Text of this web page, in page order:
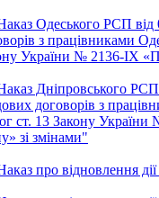
Одеського РСП
з працівниками
України № 2136-IX
Дніпровського
договорів з
ст. 13 Закону України
зі змінами"
про відновлення